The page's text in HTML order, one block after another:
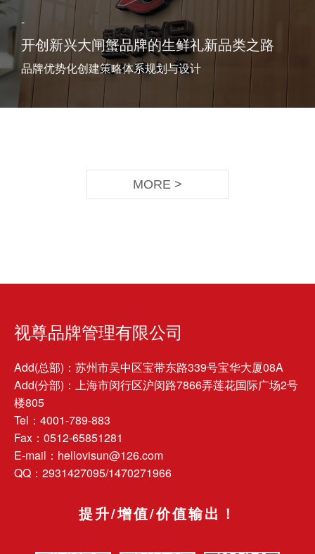
-
开创新兴大闸蟹品牌的生鲜礼新品类之路
品牌优势化创建策略体系规划与设计
MORE >
视尊品牌管理有限公司
Add(总部)：苏州市吴中区宝带东路339号宝华大厦08A
Add(分部)：上海市闵行区沪闵路7866弄莲花国际广场2号
楼805
Tel：4001-789-883
Fax：0512-65851281
E-mail：hellovisun@126.com
QQ：2931427095/1470271966
提升/增值/价值输出！